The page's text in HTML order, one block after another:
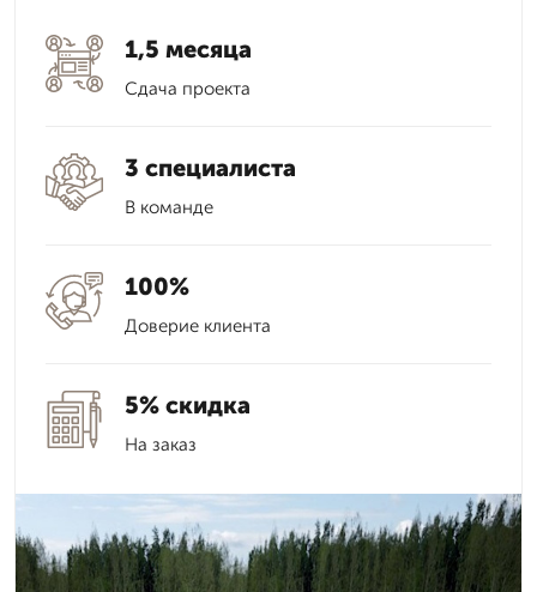
1,5 месяца
Сдача проекта
3 специалиста
В команде
100%
Доверие клиента
5% скидка
На заказ